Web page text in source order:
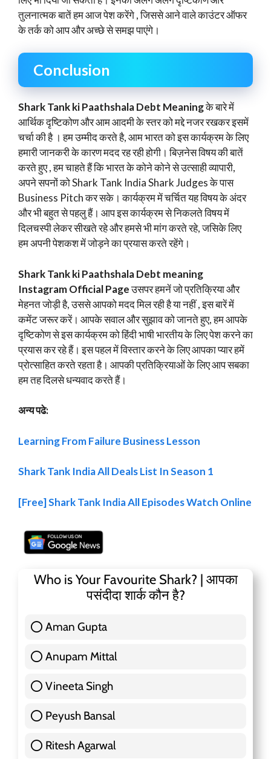
तुलनात्मक बातें हम आज पेश करेंगे , जिससे आने वाले काउंटर ऑफर
के तर्क को आप और अच्छे से समझ पाएंगे।
Conclusion
Shark Tank ki Paathshala Debt Meaningके बारे में
आर्थिक दृष्टिकोण और आम आदमी के स्तर को मद्दे नजर रखकर इसमें
चर्चा की है । हम उम्मीद करते है, आम भारत को इस कार्यक्रम के लिए
हमारी जानकरी के कारण मदद रह रही होगी। बिज़नेस विषय की बातें
करते हुए , हम चाहते हैं कि भारत के कोने कोने से उत्साही व्यापारी,
अपने सपनों को Shark Tank India Shark Judges के पास
Business Pitch कर सके। कार्यक्रम में चर्चित यह विषय के अंदर
और भी बहुत से पहलु हैं। आप इस कार्यक्रम से निकलते विषय में
दिलचस्पी लेकर सीखते रहे और हमसे भी मांग करते रहे, जसिके लिए
हम अपनी पेशकश में जोड़ने का प्रयास करते रहेंगे।
Shark Tank ki Paathshala Debt meaning
Instagram Official Pageउसपर हमनें जो प्रतिक्रिया और
मेहनत जोड़ी है, उससे आपको मदद मिल रही है या नहीं , इस बारें में
कमेंट जरूर करें। आपके सवाल और सुझाव को जानते हुए, हम आपके
दृष्टिकोण से इस कार्यक्रम को हिंदी भाषी भारतीय के लिए पेश करने का
प्रयास कर रहे हैं। इस पहल में विस्तार करने के लिए आपका प्यार हमें
प्रोत्साहित करते रहता है। आपकी प्रतिक्रियाओं के लिए आप सबका
हम तह दिलसे धन्यवाद करते हैं।
अन्य पढे:
Learning From Failure Business Lesson
Shark Tank India All Deals List In Season 1
[Free] Shark Tank India All Episodes Watch Online
Who is Your Favourite Shark? | आपका
पसंदीदा शार्क कौन है?
Aman Gupta
Anupam Mittal
Vineeta Singh
Peyush Bansal
Ritesh Agarwal